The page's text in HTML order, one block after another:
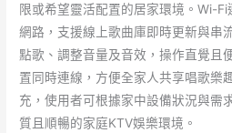
限或希望靈活配置的居家環境。Wi-
網路，支援線上歌曲庫即時更新與串
點歌、調整音量及音效，操作直覺且
置同時連線，方便全家人共享唱歌樂
充，使用者可根據家中設備狀況與需
質且順暢的家庭KTV娛樂環境。